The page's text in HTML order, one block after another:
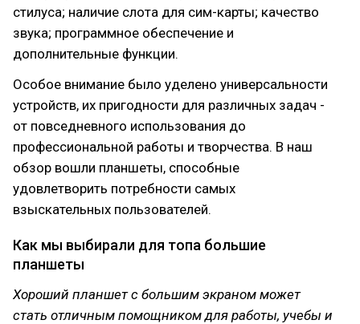
стилуса; наличие слота для сим-карты; качество
звука; программное обеспечение и
дополнительные функции.
Особое внимание было уделено универсальности
устройств, их пригодности для различных задач -
от повседневного использования до
профессиональной работы и творчества. В наш
обзор вошли планшеты, способные
удовлетворить потребности самых
взыскательных пользователей.
Как мы выбирали для топа большие
планшеты
Хороший планшет с большим экраном может
стать отличным помощником для работы, учебы и